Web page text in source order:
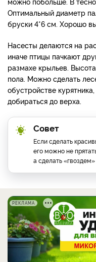
Оптимальный диаметр
бруски 4*6 см. Хорошо
Насесты делаются на
иначе птицы пачкают
размахе крыльев.
пола. Можно сделать
обустройстве
добираться до верха.
Совет
Если сделать
его можно не
а сделать «гвоздем»
РЕКЛАМА